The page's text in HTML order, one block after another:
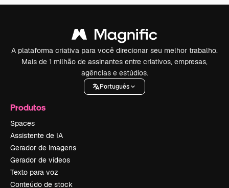
A plataforma criativa para você direcionar seu melhor trabalho.
Mais de 1 milhão de assinantes entre criativos, empresas,
agências e estúdios.
Português
Produtos
Spaces
Assistente de IA
Gerador de imagens
Gerador de vídeos
Texto para voz
Conteúdo de stock